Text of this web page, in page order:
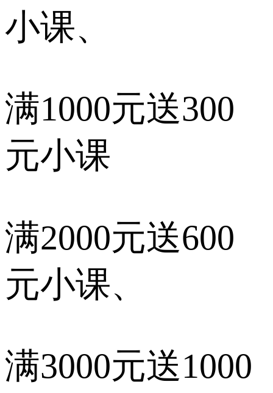
小课、
满1000元送300
元小课
满2000元送600
元小课、
满3000元送1000